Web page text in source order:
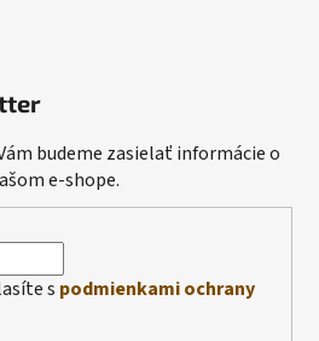
budeme zasielať informácie o
e-shope.
s podmienkami ochrany